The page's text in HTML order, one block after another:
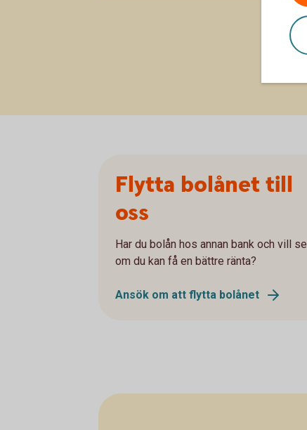
Flytta bolånet till
oss
Har du bolån hos annan bank och vill se
om du kan få en bättre ränta?
Ansök om att flytta bolånet